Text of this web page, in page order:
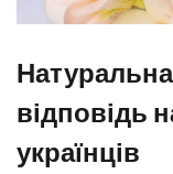
відповідь
українців